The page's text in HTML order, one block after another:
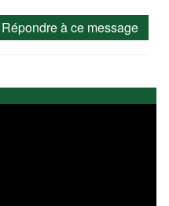
Répondre à ce message